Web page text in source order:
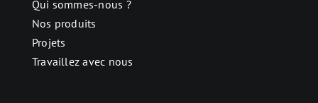
Qui sommes-nous ?
Nos produits
Projets
Travaillez avec nous